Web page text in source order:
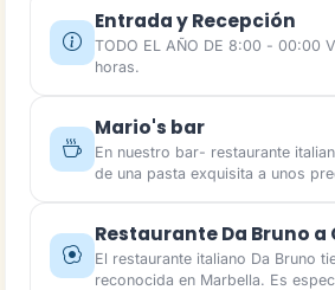
Entrada y Recepción
TODO EL AÑO DE 8:00 - 00:00
horas.
Mario's bar
En nuestro bar- restaurante
de una pasta exquisita a unos
Restaurante Da Bruno
El restaurante italiano Da Bruno
reconocida en Marbella. Es